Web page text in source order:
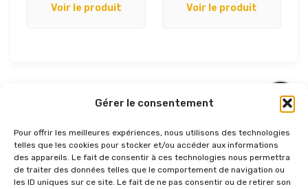
Gérer le consentement
Pour offrir les meilleures expériences, nous utilisons des technologies
telles que les cookies pour stocker et/ou accéder aux informations
des appareils. Le fait de consentir à ces technologies nous permettra
de traiter des données telles que le comportement de navigation ou
les ID uniques sur ce site. Le fait de ne pas consentir ou de retirer son
Voir le produit Voir le produit
AUTRES RÉFÉRENCES DANS
“CONFÉRENCE”